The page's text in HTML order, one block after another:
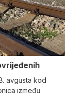
avgusta kod
između